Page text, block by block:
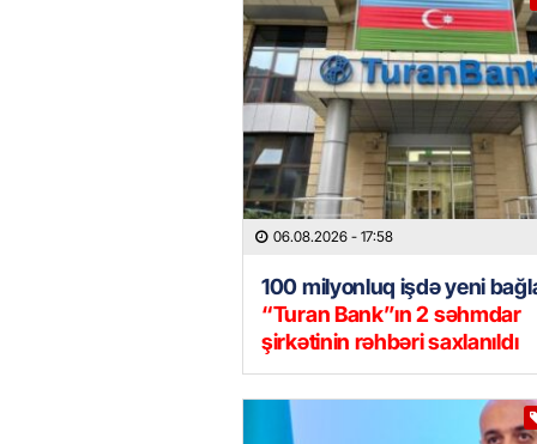
06.08.2026 - 17:58
100 milyonluq işdə yeni
“Turan Bank”ın 2 səhmdar
şirkətinin rəhbəri saxlanıldı